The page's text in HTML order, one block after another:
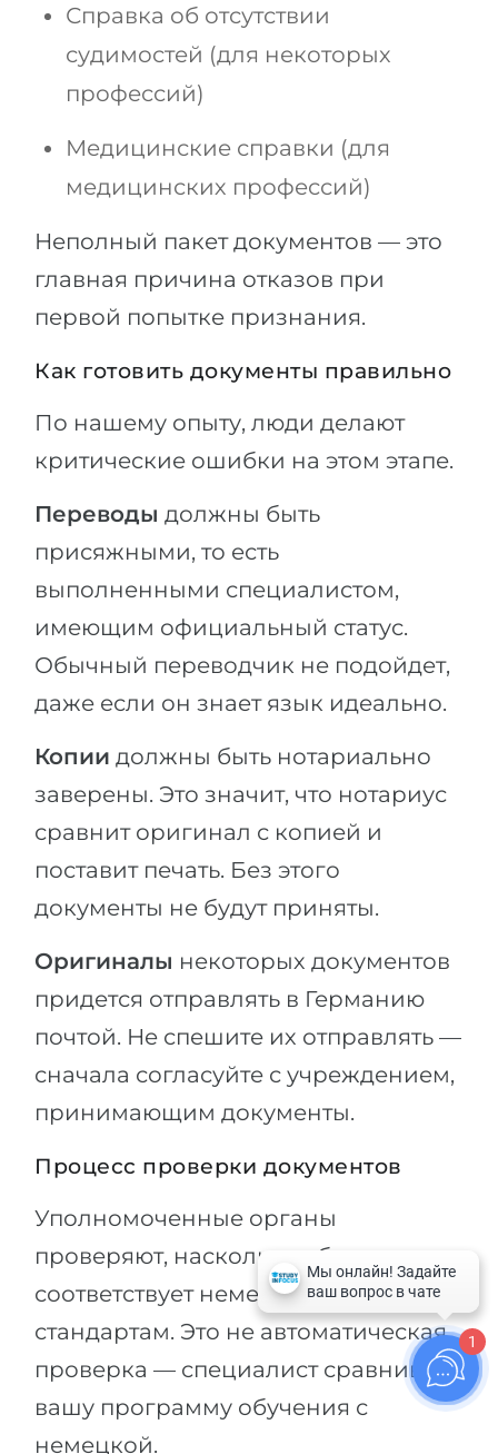
Справка об отсутствии
судимостей (для некоторых
профессий)
Медицинские справки (для
медицинских профессий)
Неполный пакет документов — это
главная причина отказов при
первой попытке признания.
Как готовить документы правильно
По нашему опыту, люди делают
критические ошибки на этом этапе.
Переводы должны быть
присяжными, то есть
выполненными специалистом,
имеющим официальный статус.
Обычный переводчик не подойдет,
даже если он знает язык идеально.
Копии должны быть нотариально
заверены. Это значит, что нотариус
сравнит оригинал с копией и
поставит печать. Без этого
документы не будут приняты.
Оригиналы некоторых документов
придется отправлять в Германию
почтой. Не спешите их отправлять —
сначала согласуйте с учреждением,
принимающим документы.
Процесс проверки документов
Уполномоченные органы
проверяют, насколько обучение
соответствует немецким
стандартам. Это не автоматическая
проверка — специалист сравнивает
вашу программу обучения с
немецкой.
1